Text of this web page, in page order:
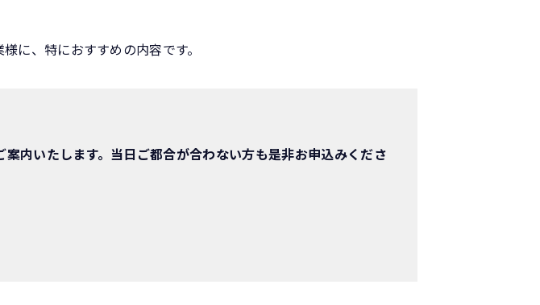
に、特におすすめの内容です。
内いたします。当日ご都合が合わない方も是非お申込みくださ